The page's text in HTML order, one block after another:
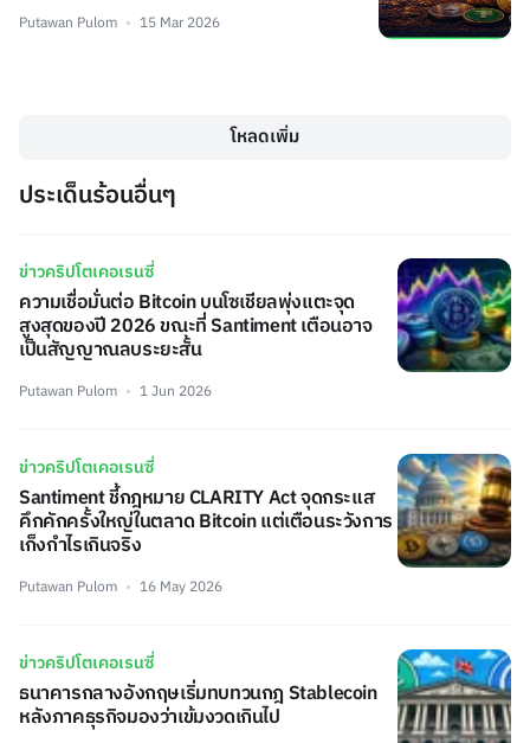
Putawan Pulom 15 Mar 2026
โหลดเพิ่ม
ประเด็นร้อนอื่นๆ
ข่าวคริปโตเคอเรนซี่
ความเชื่อมั่นต่อ Bitcoin บนโซเชียลพุ่งแตะจุด
สูงสุดของปี 2026 ขณะที่ Santiment เตือนอาจ
เป็นสัญญาณลบระยะสั้น
Putawan Pulom 1 Jun 2026
ข่าวคริปโตเคอเรนซี่
Santiment ชี้กฎหมาย CLARITY Act จุดกระแส
คึกคักครั้งใหญ่ในตลาด Bitcoin แต่เตือนระวังการ
เก็งกำไรเกินจริง
Putawan Pulom 16 May 2026
ข่าวคริปโตเคอเรนซี่
ธนาคารกลางอังกฤษเริ่มทบทวนกฎ Stablecoin
หลังภาคธุรกิจมองว่าเข้มงวดเกินไป